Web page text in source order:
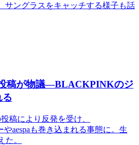
サングラスをキャッチする様子も話
稿が物議—BLACKPINKのジ
る
稿により反発を受け、
aespaも巻き込まれる事態に。生
た。